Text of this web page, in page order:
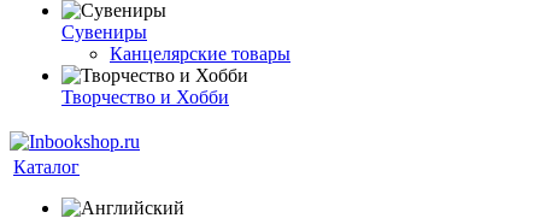
Сувениры
Канцелярские товары
Творчество и Хобби
Каталог